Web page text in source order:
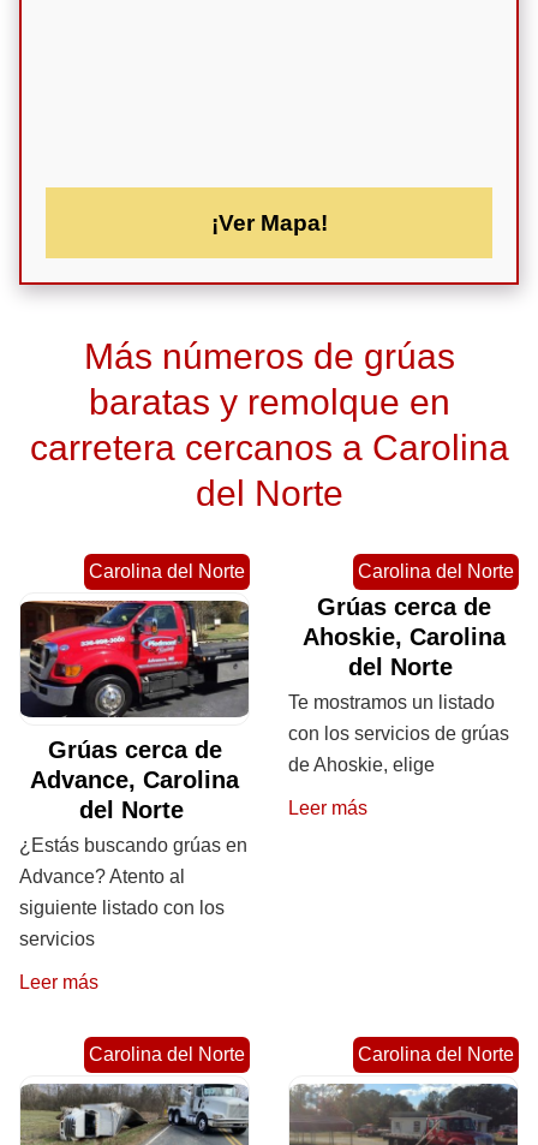
¡Ver Mapa!
Más números de grúas
baratas y remolque en
carretera cercanos a Carolina
del Norte
Carolina del Norte
Grúas cerca de
Advance, Carolina
del Norte
¿Estás buscando grúas en
Advance? Atento al
siguiente listado con los
servicios
Leer más
Carolina del Norte
Grúas cerca de
Ahoskie, Carolina
del Norte
Te mostramos un listado
con los servicios de grúas
de Ahoskie, elige
Leer más
Carolina del Norte Carolina del Norte